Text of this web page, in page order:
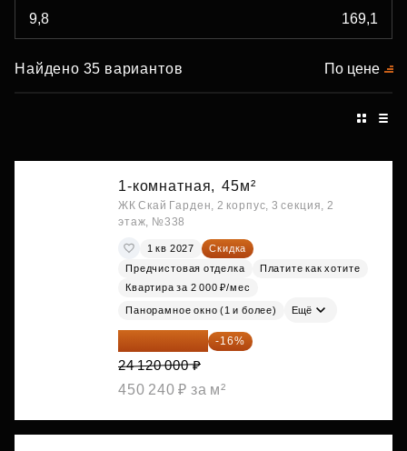
Найдено 35 вариантов По цене
1-комнатная, 45м²
ЖК Скай Гарден, 2 корпус, 3 секция, 2
этаж, №338
1 кв 2027
Скидка
Предчистовая отделка
Платите как хотите
Квартира за 2 000 ₽/мес
Панорамное окно (1 и более) Ещё
20 260 800 ₽ -16%
24 120 000 ₽
450 240 ₽ за м²